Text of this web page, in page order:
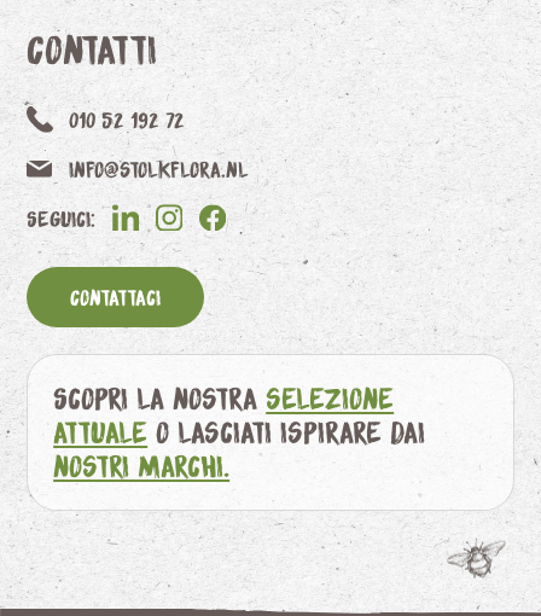
Contatti
010 52 192 72
info@stolkflora.nl
Seguici:
Contattaci
Scopri la nostraselezione
attuale o lasciati ispirare dai
nostri marchi.